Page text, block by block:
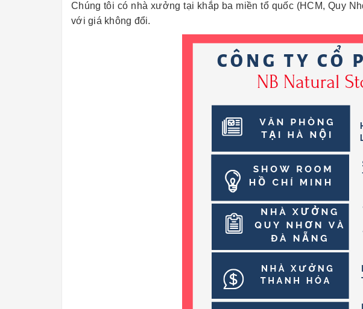
Chúng tôi có nhà xưởng tại khắp ba miền tổ quốc (HCM, Quy
với giá không đổi.